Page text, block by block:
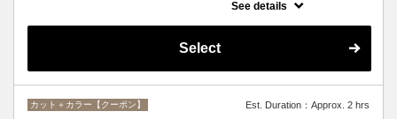
匂いも残らない！全く新しい処方のイノアオ
イルカラーのセットメニュー☆シャンプー、
ブロー込み。※リタッチカラーの場合は
See details
Select
カット＋カラー【クーポン】 Est. Duration：Approx. 2 hrs